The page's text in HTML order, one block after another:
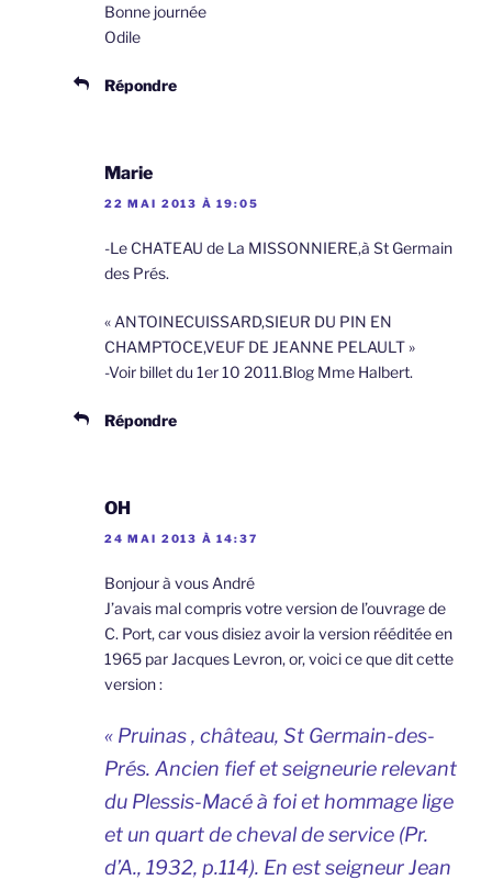
Bonne journée
Odile
Répondre
Marie
22 MAI 2013 À 19:05
-Le CHATEAU de La MISSONNIERE,à St Germain
des Prés.
« ANTOINECUISSARD,SIEUR DU PIN EN
CHAMPTOCE,VEUF DE JEANNE PELAULT »
-Voir billet du 1er 10 2011.Blog Mme Halbert.
Répondre
OH
24 MAI 2013 À 14:37
Bonjour à vous André
J’avais mal compris votre version de l’ouvrage de
C. Port, car vous disiez avoir la version rééditée en
1965 par Jacques Levron, or, voici ce que dit cette
version :
« Pruinas , château, St Germain-des-
Prés. Ancien fief et seigneurie relevant
du Plessis-Macé à foi et hommage lige
et un quart de cheval de service (Pr.
d’A., 1932, p.114). En est seigneur Jean